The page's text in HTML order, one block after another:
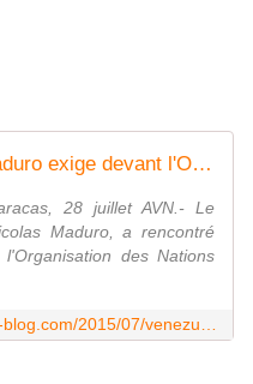
Venezuela: Le président Maduro exige devant l'ONU le respect de l'Accord de Genève pour résoudre le litige avec le Guyana - Le blog de cubasifranceprovence
28 juillet AVN.- Le
Maduro, a rencontré
des Nations